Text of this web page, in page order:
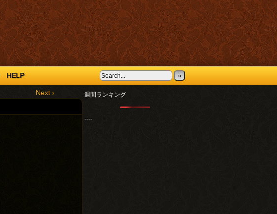
HELP »
Next › 週間ランキング
----